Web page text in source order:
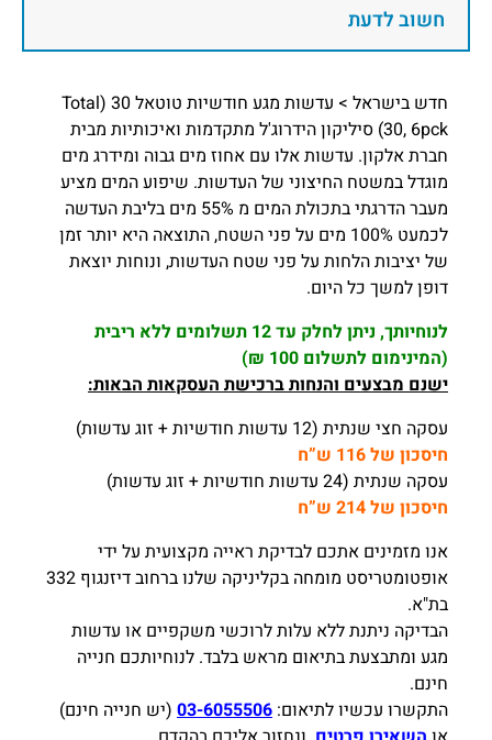
חשוב לדעת
חדש בישראל > עדשות מגע חודשיות טוטאל 30 (Total
30, 6pck) סיליקון הידרוג'ל מתקדמות ואיכותיות מבית
חברת אלקון. עדשות אלו עם אחוז מים גבוה ומידרג מים
מוגדל במשטח החיצוני של העדשות. שיפוע המים מציע
מעבר הדרגתי בתכולת המים מ 55% מים בליבת העדשה
לכמעט 100% מים על פני השטח, התוצאה היא יותר זמן
של יציבות הלחות על פני שטח העדשות, ונוחות יוצאת
דופן למשך כל היום.
לנוחיותך, ניתן לחלק עד 12 תשלומים ללא ריבית
(המינימום לתשלום 100 ₪)
ישנם מבצעים והנחות ברכישת העסקאות הבאות:
עסקה חצי שנתית (12 עדשות חודשיות + זוג עדשות)
חיסכון של 116 ש”ח
עסקה שנתית (24 עדשות חודשיות + זוג עדשות)
חיסכון של 214 ש”ח
אנו מזמינים אתכם לבדיקת ראייה מקצועית על ידי
אופטומטריסט מומחה בקליניקה שלנו ברחוב דיזנגוף 332
בת"א.
הבדיקה ניתנת ללא עלות לרוכשי משקפיים או עדשות
מגע ומתבצעת בתיאום מראש בלבד. לנוחיותכם חנייה
חינם.
התקשרו עכשיו לתיאום: 03-6055506 (יש חנייה חינם)